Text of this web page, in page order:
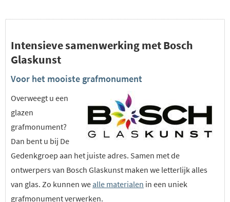
Intensieve samenwerking met Bosch
Glaskunst
Voor het mooiste grafmonument
Overweegt u een
glazen
grafmonument?
Dan bent u bij De
Gedenkgroep aan het juiste adres. Samen met de
ontwerpers van Bosch Glaskunst maken we letterlijk alles
van glas. Zo kunnen we alle materialen in een uniek
grafmonument verwerken.